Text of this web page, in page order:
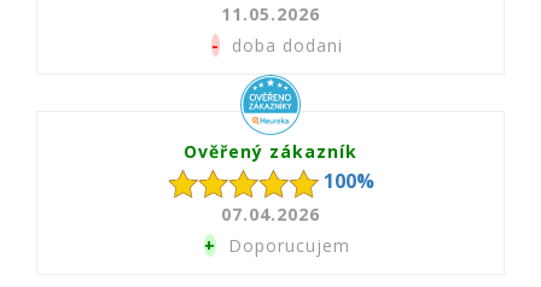
11.05.2026
-doba dodani
Ověřený zákazník
100%
07.04.2026
+Doporucujem